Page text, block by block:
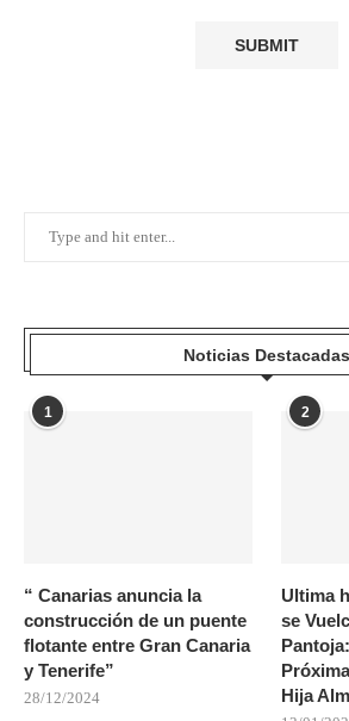
Noticias Destacadas
1
“ Canarias anuncia la
construcción de un puente
flotante entre Gran Canaria
y Tenerife”
28/12/2024
2
Ultima
se
Hija